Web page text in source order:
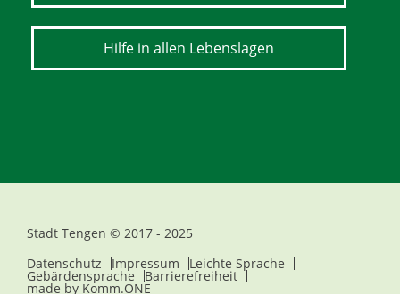
Hilfe in allen Lebenslagen
Stadt Tengen © 2017 - 2025
Datenschutz
Impressum Leichte Sprache
Gebärdensprache Barrierefreiheit
made by Komm.ONE